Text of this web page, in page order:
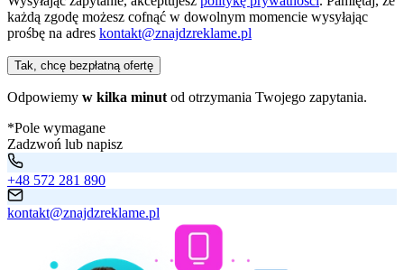
każdą zgodę możesz cofnąć w dowolnym momencie wysyłając
prośbę na adres kontakt@znajdzreklame.pl
Tak, chcę bezpłatną ofertę
Odpowiemy w kilka minut od otrzymania Twojego zapytania.
*Pole wymagane
Zadzwoń lub napisz
+48 572 281 890
kontakt@znajdzreklame.pl